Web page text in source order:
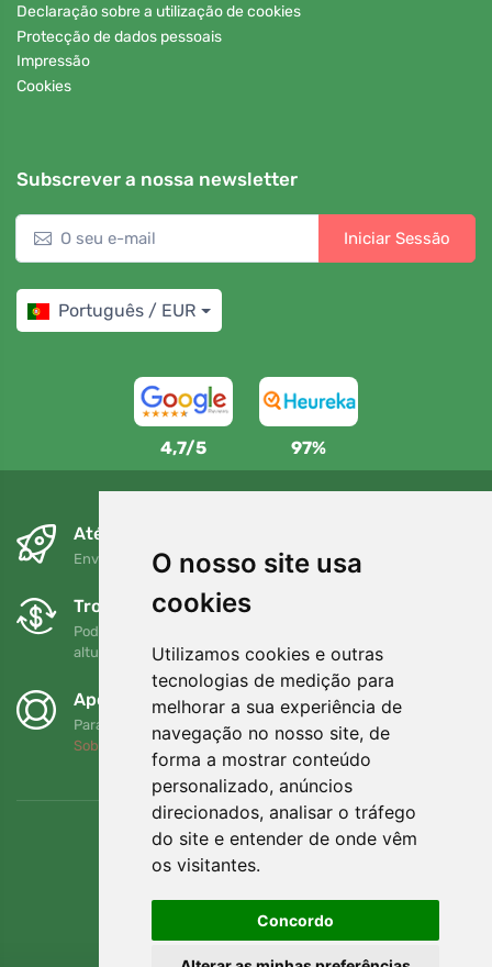
O nosso site usa
cookies
Utilizamos cookies e outras
tecnologias de medição para
melhorar a sua experiência de
navegação no nosso site, de
forma a mostrar conteúdo
personalizado, anúncios
direcionados, analisar o tráfego
do site e entender de onde vêm
os visitantes.
Concordo
Declaração sobre a utilização de cookies
Protecção de dados pessoais
Impressão
Cookies
Subscrever a nossa newsletter
Iniciar Sessão
Português / EUR
4,7/5 97%
Até ao dia seguinte e sem custos
Envio gratuito para encomendas superiores a 80 EUR
Trocas e devoluções gratuitas
Pode devolver ou trocar a sua encomenda em qualquer
altura no prazo de 90 dias
Apoiamos a Trees.org
Para cada encomenda plantamos uma árvore! Leia mais
Sobre nós